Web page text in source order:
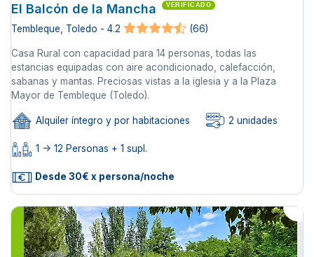
El Balcón de la Mancha VERIFICADO
Tembleque, Toledo - 4.2 (66)
Casa Rural con capacidad para 14 personas, todas las
estancias equipadas con aire acondicionado, calefacción,
sabanas y mantas. Preciosas vistas a la iglesia y a la Plaza
Mayor de Tembleque (Toledo).
Alquiler íntegro y por habitaciones 2 unidades
1 -> 12 Personas + 1 supl.
Desde 30€ x persona/noche